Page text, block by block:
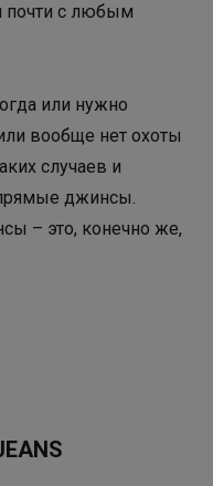
почти с любым
или нужно
вообще нет охоты
случаев и
джинсы.
– это, конечно же,